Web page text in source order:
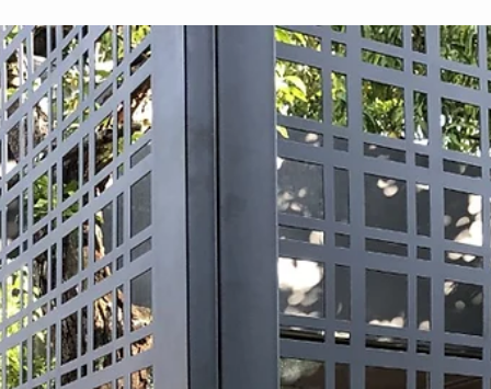
Cobertura de pergolado - Área externa
Nesta época de altas temperaturas como o verão, maioria das
pessoas buscam viajar para locais de região praiana e outros ficam
em sua...